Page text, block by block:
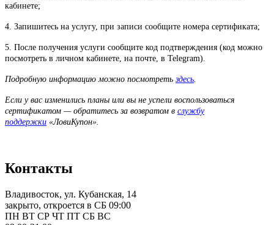
кабинете;
4. Запишитесь на услугу, при записи сообщите номера сертификата;
5. После получения услуги сообщите код подтверждения (код можно
посмотреть в личном кабинете, на почте, в Telegram).
Подробную информацию можно посмотреть здесь
Если у вас изменились планы или вы не успели воспользоваться
сертификатом — обратитесь за возвратом в службу
поддержки «ЛовиКупон».
Контакты
Владивосток, ул. Кубанская, 14
закрыто, откроется в СБ 09:00
ПН ВТ СР ЧТ ПТ СБ ВС